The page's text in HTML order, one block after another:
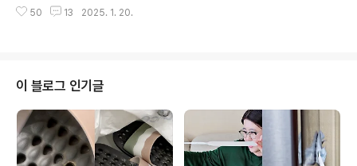
답도 없고 거친 수세미로 닦으면 기름때와 함께 코팅도 같
티백은 단순히 차를 마시는 용도를 넘어 집안 곳곳에서 유
순간 그냥 버리실건 아니죠?! 일부러 보리차를 우릴 필요
도 없고요. 가끔씩 보리차를 마실 때 나오는 티백 한개
만 있어도 요긴하게 쓸 수 있어요. 보리차를 우리고 남은
티백을 잘 말려주세요. 자연적으로 말리기 어렵다면 전자
레인지로 1분 돌려서 물기만 날려도 금세 바싹 말라요.
아! 보리차티백을 전..
50 13 2025. 1. 20.
이 블로그 인기글